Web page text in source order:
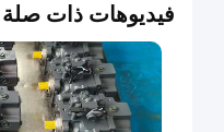
من
شركة
دانفوس
ذات
فيديوهات ذات صلة